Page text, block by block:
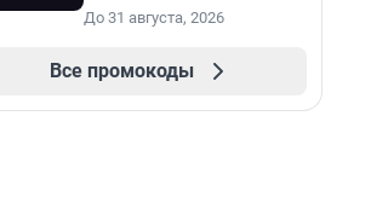
До 31 августа, 2026
Все промокоды